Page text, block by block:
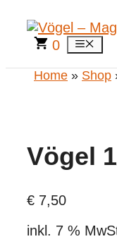
Inhalt
springen
0 Menü
Home » Shop
Vögel
€ 7,50
inkl. 7 %